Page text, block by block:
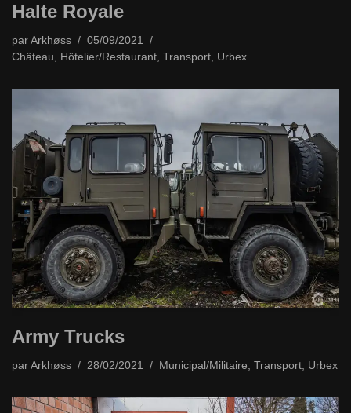
Halte Royale
par Arkhøss
05/09/2021
Château, Hôtelier/Restaurant, Transport, Urbex
Army Trucks
par Arkhøss 28/02/2021 Municipal/Militaire Transport Urbex